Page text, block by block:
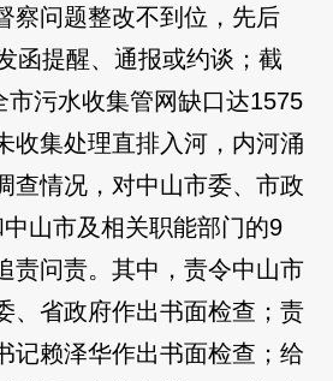
察问题整改不到位，先后
函提醒、通报或约谈；截
市污水收集管网缺口达1575
收集处理直排入河，内河涌
查情况，对中山市委、市政
山市及相关职能部门的9
责问责。其中，责令中山市
、省政府作出书面检查；责
记赖泽华作出书面检查；给